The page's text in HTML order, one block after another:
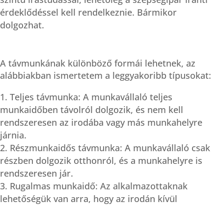
érdeklődéssel kell rendelkeznie. Bármikor
dolgozhat.
A távmunkának különböző formái lehetnek, az
alábbiakban ismertetem a leggyakoribb típusokat:
Teljes távmunka: A munkavállaló teljes
munkaidőben távolról dolgozik, és nem kell
rendszeresen az irodába vagy más munkahelyre
járnia.
Részmunkaidős távmunka: A munkavállaló csak
részben dolgozik otthonról, és a munkahelyre is
rendszeresen jár.
Rugalmas munkaidő: Az alkalmazottaknak
lehetőségük van arra, hogy az irodán kívül